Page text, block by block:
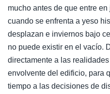
mucho antes de que entre
cuando se enfrenta a yeso
desplazan e inviernos bajo
no puede existir en el vacío.
directamente a las
envolvente del edificio, para
tiempo a las decisiones de